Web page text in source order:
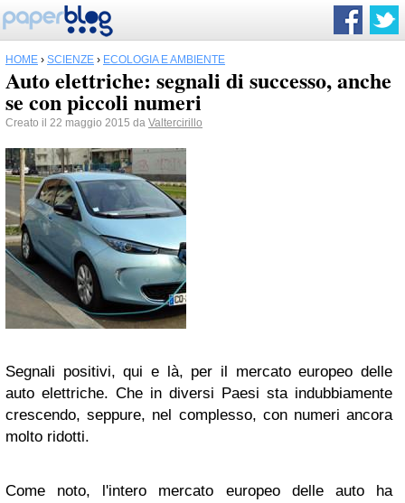
HOME › SCIENZE › ECOLOGIA E AMBIENTE
Auto elettriche: segnali di successo, anche
se con piccoli numeri
Creato il 22 maggio 2015 da Valtercirillo
Segnali positivi, qui e là, per il mercato europeo delle
auto elettriche. Che in diversi Paesi sta indubbiamente
crescendo, seppure, nel complesso, con numeri ancora
molto ridotti.
Come noto, l'intero mercato europeo delle auto ha